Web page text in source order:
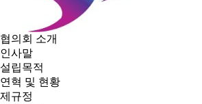
협의회 소개
인사말
설립목적
연혁 및 현황
제규정